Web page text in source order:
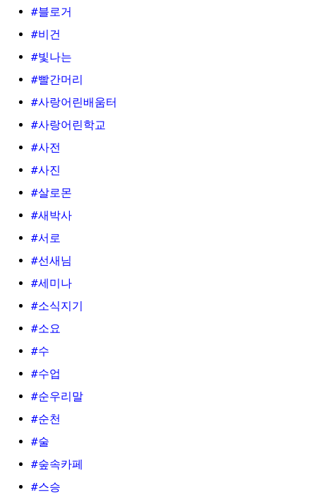
#블로거
#비건
#빛나는
#빨간머리
#사랑어린배움터
#사랑어린학교
#사전
#사진
#살로몬
#새박사
#서로
#선새님
#세미나
#소식지기
#소요
#수
#수업
#순우리말
#순천
#술
#숲속카페
#스승